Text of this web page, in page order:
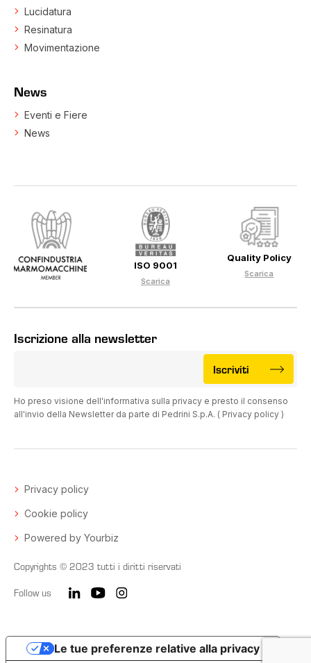
Lucidatura
Resinatura
Movimentazione
News
Eventi e Fiere
News
ISO 9001
Scarica
Quality Policy
Scarica
Iscrizione alla newsletter
Ho preso visione dell'informativa sulla privacy e presto il consenso
all'invio della Newsletter da parte di Pedrini S.p.A. ( Privacy policy )
Iscriviti
Privacy policy
Cookie policy
Powered by Yourbiz
Copyrights © 2023 tutti i diritti riservati
Follow us
Le tue preferenze relative alla privacy